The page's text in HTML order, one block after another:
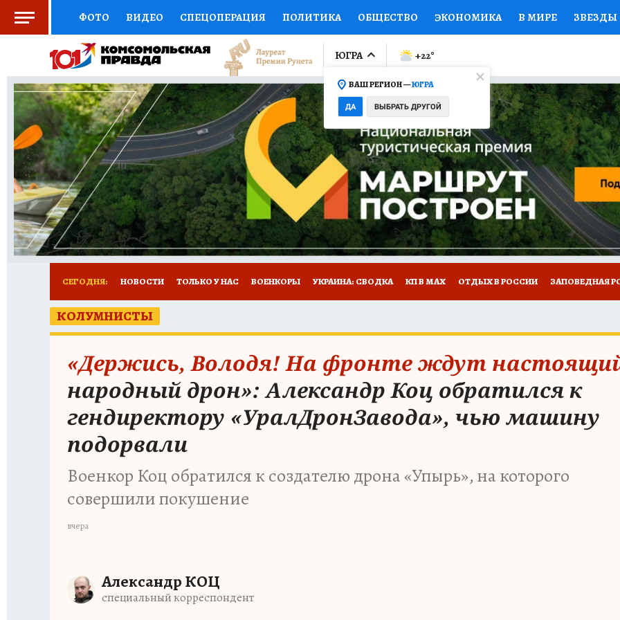
ФОТО ВИДЕО СПЕЦОПЕРАЦИЯ ПОЛИТИКА ОБЩЕСТВО ЭКОНОМИКА В МИРЕ ЗВЕЗДЫ
СОЦПОДДЕРЖКА НАУКА СПОРТ КОЛУМНИСТЫ ПРОИСШЕСТВИЯ
ВЫБОР ЭКСПЕРТОВ ДОКТОР ФИНАНСЫ ОТКРЫВАЕМ МИР СЕМЬЯ ЖЕНСКИЕ
КНИЖНАЯ ПОЛКА ПРОГНОЗЫ НА СПОРТ ПРОМОКОДЫ СЕРИАЛЫ СПЕЦПРОЕКТЫ
ПРЕСС-ЦЕНТР НЕДВИЖИМОСТЬ ТЕЛЕВИЗОР КОЛЛЕКЦИИ КОНКУРСЫ РАБОТА У НАС
РАДИО КП РЕКЛАМА ТЕСТЫ НОВОЕ НА САЙТЕ
ЮГРА
ВАШ РЕГИОН —ЮГРА
ДА ВЫБРАТЬ ДРУГОЙ
+22°
СЕГОДНЯ: НОВОСТИ ТОЛЬКО У НАС ВОЕНКОРЫ УКРАИНА: СВОДКА КП В МАХ ОТДЫХ В РОССИИ ЗАПОВЕДНАЯ
ИСПЫТАНО НА СЕБЕ
КОЛУМНИСТЫ
«Держись, Володя! На фронте ждут
народный дрон»: Александр Коц обратился к
гендиректору «УралДронЗавода», чью машину
подорвали
Военкор Коц обратился к создателю дрона «Упырь», на которого
совершили покушение
вчера
Александр КОЦ
специальный корреспондент